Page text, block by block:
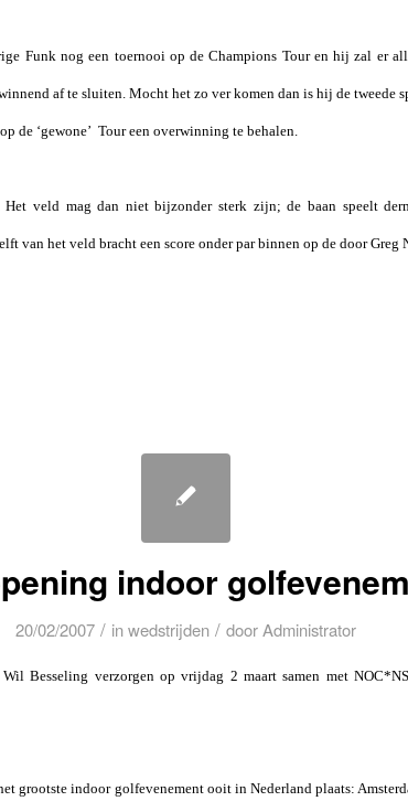
Funk nog een toernooi op de Champions Tour en hij zal er
af te sluiten. Mocht het zo ver komen dan is hij de tweede
de ‘gewone’ Tour een overwinning te behalen.
veld mag dan niet bijzonder sterk zijn; de baan speelt
van het veld bracht een score onder par binnen op de door Greg
indoor
20/02/2007 / inwedstrijden / doorAdministrator
Besseling verzorgen op vrijdag 2 maart samen met
grootste indoor golfevenement ooit in Nederland plaats: